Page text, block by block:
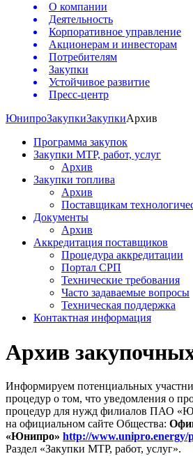
О компании
Деятельность
Корпоративное управление
Акционерам и инвесторам
Потребителям
Закупки
Устойчивое развитие
Пресс-центр
ЮнипроЗакупкиЗакупкиАрхив
Программа закупок
Закупки МТР, работ, услуг
Архив
Закупки топлива
Архив
Поставщикам
Документы
Архив
Аккредитация поставщиков
Процедура аккредитации
Портал СРП
Технические требования
Часто задаваемые вопросы
Техническая поддержка
Контактная информация
Архив
Информируем потенциальных
процедур о том, что уведомления о
процедур для нужд филиалов ПАО
на официальном сайте Общества:
«Юнипро» http://www.unipro.energy/
Раздел «Закупки МТР, работ, услуг».